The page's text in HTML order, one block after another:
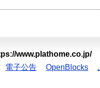
www.plathome.co.jp/
電子公告 OpenBlocks